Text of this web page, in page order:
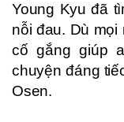
Young Kyu đã
nỗi đau. Dù
cố gắng giúp
chuyện đáng
Osen.